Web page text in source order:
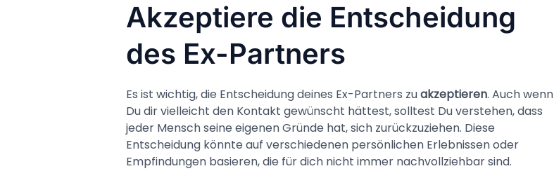
Akzeptiere die Entscheidung
des Ex-Partners
Es ist wichtig, die Entscheidung deines Ex-Partners zuakzeptieren. Auch wenn
Du dir vielleicht den Kontakt gewünscht hättest, solltest Du verstehen, dass
jeder Mensch seine eigenen Gründe hat, sich zurückzuziehen. Diese
Entscheidung könnte auf verschiedenen persönlichen Erlebnissen oder
Empfindungen basieren, die für dich nicht immer nachvollziehbar sind.